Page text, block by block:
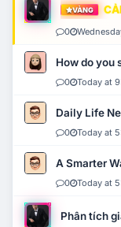
VÀNG
0
How do you
0 Today at
Daily Life
0 Today at
A Smarter
0 Today at
Phân tích